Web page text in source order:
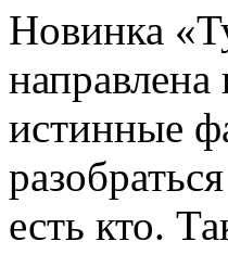
Новинка
направлена
истинные
есть кто.